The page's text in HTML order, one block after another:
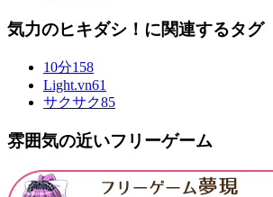
気力のヒキダシ！に関連するタグ
10分158
Light.vn61
サクサク85
雰囲気の近いフリーゲーム